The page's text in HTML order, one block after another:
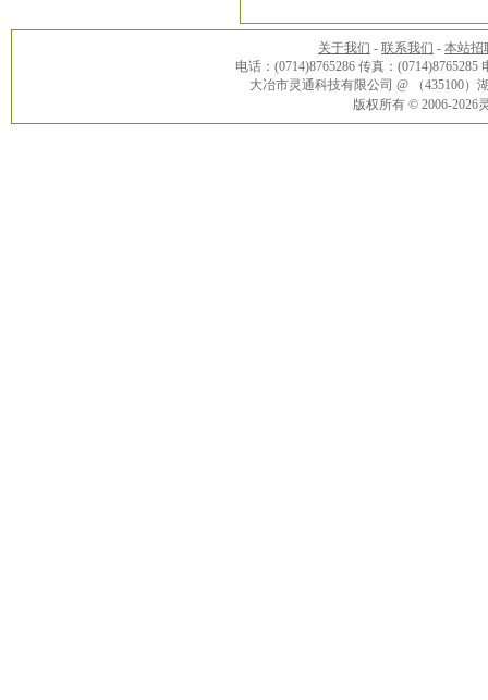
关于我们 - 联系我们 - 本站招
电话：(0714)8765286 传真：(0714)8765285
大冶市灵通科技有限公司 @ （435100
版权所有 © 2006-2026